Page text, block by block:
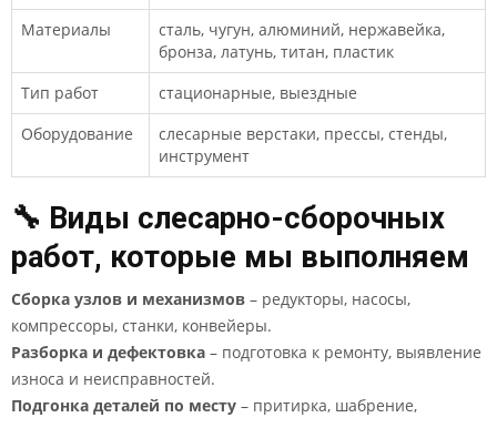
Материалы
сталь, чугун, алюминий, нержавейка,
бронза, латунь, титан, пластик
Тип работ
стационарные, выездные
Оборудование
слесарные верстаки, прессы, стенды,
инструмент
🔧 Виды слесарно-сборочных
работ, которые мы выполняем
Сборка узлов и механизмов – редукторы, насосы,
компрессоры, станки, конвейеры.
Разборка и дефектовка – подготовка к ремонту, выявление
износа и неисправностей.
Подгонка деталей по месту – притирка, шабрение,